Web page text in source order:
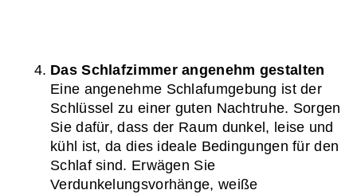
Das Schlafzimmer angenehm gestalten
Eine angenehme Schlafumgebung ist der
Schlüssel zu einer guten Nachtruhe. Sorgen
Sie dafür, dass der Raum dunkel, leise und
kühl ist, da dies ideale Bedingungen für den
Schlaf sind. Erwägen Sie
Verdunkelungsvorhänge, weiße